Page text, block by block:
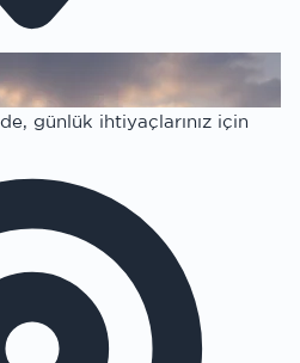
günlük ihtiyaçlarınız için